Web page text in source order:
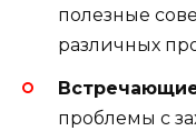
полезные
различных
проблемы с